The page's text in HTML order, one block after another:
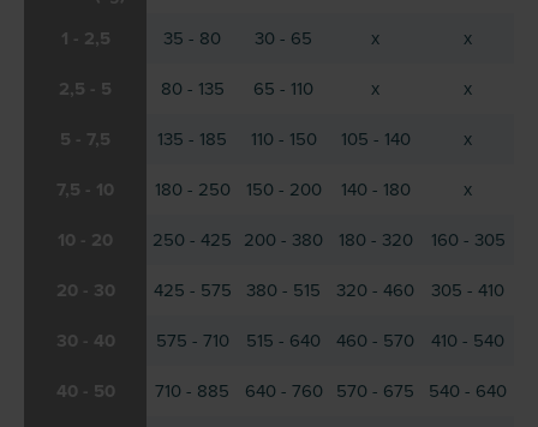
1 - 2,5
35 - 80 30 - 65 x x
2,5 - 5 80 - 135 65 - 110 x x
5 - 7,5 135 - 185 110 - 150 105 - 140 x
7,5 - 10 180 - 250 150 - 200 140 - 180 x
10 - 20 250 - 425 200 - 380 180 - 320 160 - 305
20 - 30 425 - 575 380 - 515 320 - 460 305 - 410
30 - 40 575 - 710 515 - 640 460 - 570 410 - 540
40 - 50 710 - 885 640 - 760 570 - 675 540 - 640